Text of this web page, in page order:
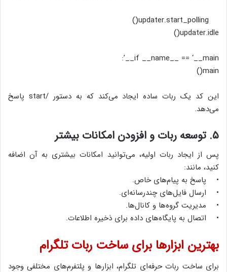
updater.idle()
if __name__ == ‘__main__’:
main()
این کد یک ربات ساده ایجاد می‌کند که به دستور /start پاسخ
می‌دهد.
۵. توسعه ربات و افزودن امکانات بیشتر
پس از ایجاد ربات اولیه، می‌توانید امکانات بیشتری به آن اضافه
کنید، مانند:
• پاسخ به پیام‌های خاص.
• ارسال فایل‌های چندرسانه‌ای.
• مدیریت گروه‌ها و کانال‌ها.
• اتصال به پایگاه‌های داده برای ذخیره اطلاعات.
بهترین ابزارها برای ساخت ربات تلگرام
برای ساخت ربات حرفه‌ای تلگرام، ابزارها و پلتفرم‌های مختلفی وجود